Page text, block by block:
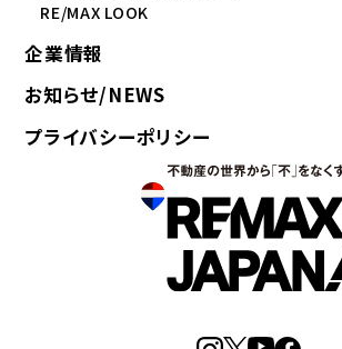
RE/MAX LOOK
企業情報
お知らせ/NEWS
プライバシーポリシー